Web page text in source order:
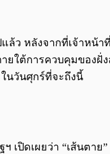
ว หลังจากที่เจ้าหน้า
ยใต้การควบคุมของ
นวันศุกร์ที่จะถึงนี้
เปิดเผยว่า “เส้นตา